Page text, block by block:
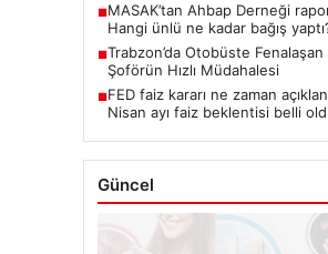
■MASAK’tan Ahbap Derneği
Hangi ünlü ne kadar bağış
■Trabzon’da Otobüste Fenalaşan
Şoförün Hızlı Müdahalesi
■FED faiz kararı ne zaman
Nisan ayı faiz beklentisi belli
Güncel